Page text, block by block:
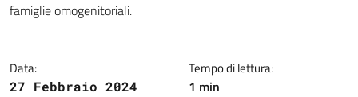
famiglie omogenitoriali.
Data:
27 Febbraio 2024
Tempo di lettura:
1 min